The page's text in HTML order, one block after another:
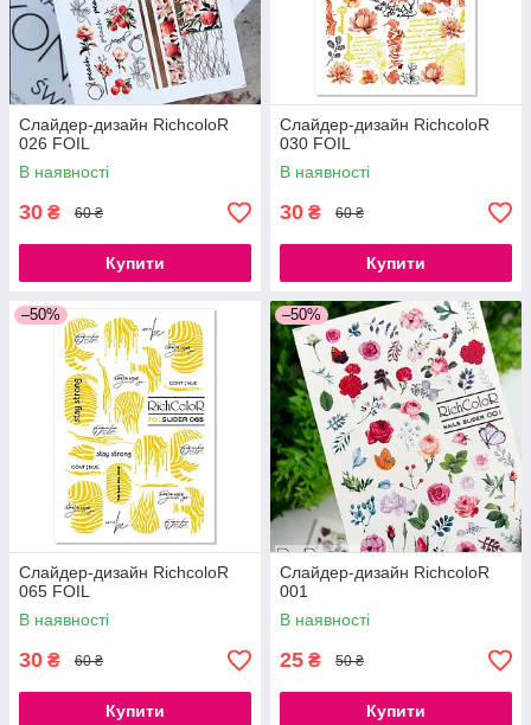
Слайдер-дизайн RichcoloR
026 FOIL
В наявності
30 ₴ 60 ₴
Купити
Слайдер-дизайн RichcoloR
030 FOIL
В наявності
30 ₴ 60 ₴
Купити
–50%
Слайдер-дизайн RichcoloR
065 FOIL
В наявності
30 ₴ 60 ₴
Купити
–50%
Слайдер-дизайн RichcoloR
001
В наявності
25 ₴ 50 ₴
Купити